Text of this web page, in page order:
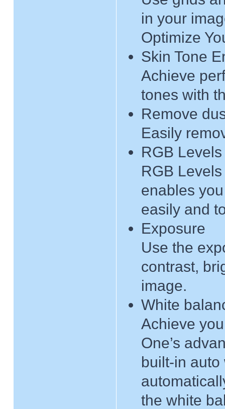
in your
Optimize
Skin Tone
Achieve
tones with
Remove
Easily
RGB
RGB
enables
easily and
Exposure
Use the
contrast,
image.
White
Achieve
One’s
built-in
the white